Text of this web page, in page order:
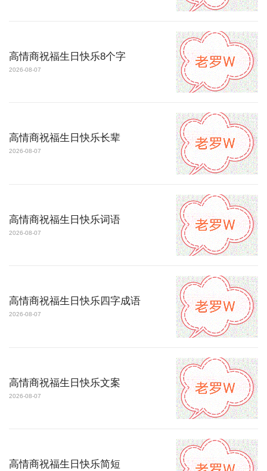
高情商祝福生日快乐8个字
2026-08-07
高情商祝福生日快乐长辈
2026-08-07
高情商祝福生日快乐词语
2026-08-07
高情商祝福生日快乐四字成语
2026-08-07
高情商祝福生日快乐文案
2026-08-07
高情商祝福生日快乐简短